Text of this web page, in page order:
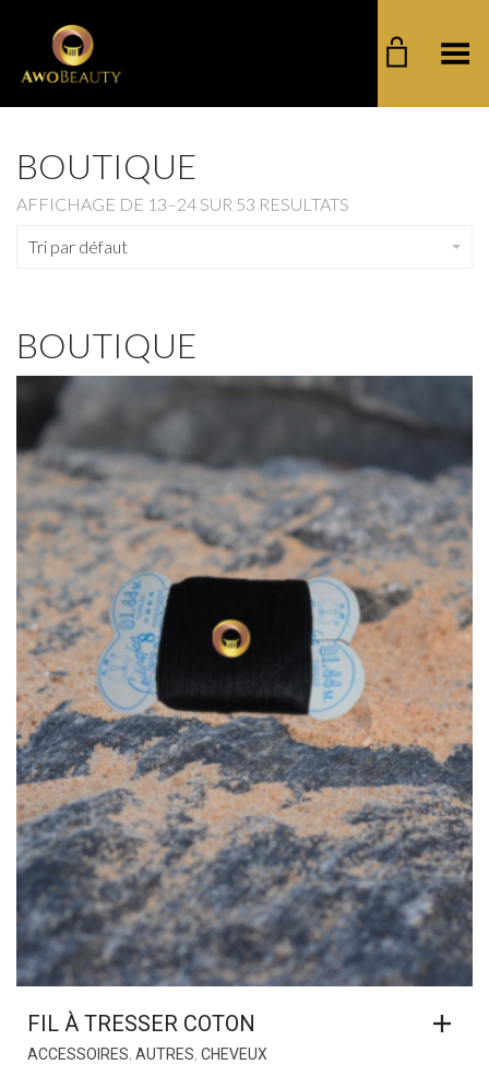
Basculer le menu
BOUTIQUE
AFFICHAGE DE 13–24 SUR 53 RESULTATS
Tri par défaut
BOUTIQUE
FIL À TRESSER COTON
ACCESSOIRES AUTRES CHEVEUX